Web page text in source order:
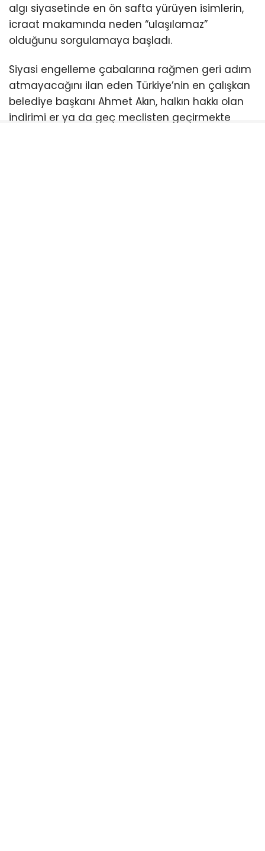
algı siyasetinde en ön safta yürüyen isimlerin,
icraat makamında neden “ulaşılamaz”
olduğunu sorgulamaya başladı.
Siyasi engelleme çabalarına rağmen geri adım
atmayacağını ilan eden Türkiye’nin en çalışkan
belediye başkanı Ahmet Akın, halkın hakkı olan
indirimi er ya da geç meclisten geçirmekte